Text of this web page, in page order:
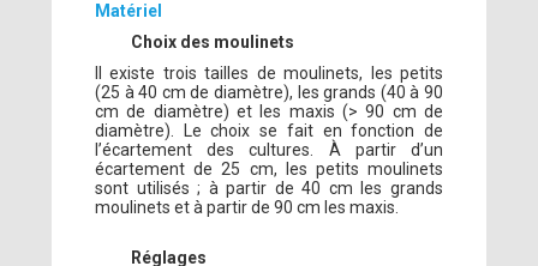
Matériel
Choix des moulinets
Il existe trois tailles de moulinets, les petits
(25 à 40 cm de diamètre), les grands (40 à 90
cm de diamètre) et les maxis (> 90 cm de
diamètre). Le choix se fait en fonction de
l’écartement des cultures. À partir d’un
écartement de 25 cm, les petits moulinets
sont utilisés ; à partir de 40 cm les grands
moulinets et à partir de 90 cm les maxis.
Réglages